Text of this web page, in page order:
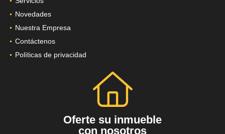
Novedades
Nuestra Empresa
Contáctenos
Políticas de privacidad
Oferte su inmueble
con nosotros